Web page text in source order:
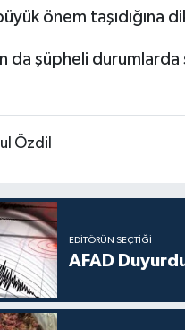
önem taşıdığına
da şüpheli durumlarda
Özdil
EDITÖRÜN SEÇTIĞI
AFAD